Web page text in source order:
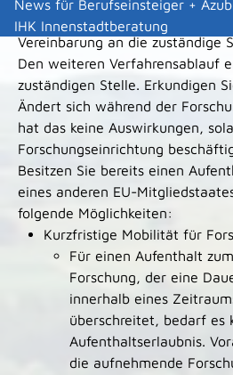
News für Berufseinsteiger +
IHK Innenstadtberatung
Die Forschungseinrichtung leitet
Vereinbarung an die zuständige
Den weiteren Verfahrensablauf
zuständigen Stelle. Erkundigen
Ändert sich während der
hat das keine Auswirkungen,
Forschungseinrichtung
Besitzen Sie bereits einen
eines anderen EU-
folgende Möglichkeiten:
Kurzfristige Mobilität für
Für einen Aufenthalt
Forschung, der eine
innerhalb eines
überschreitet, bedarf es
Aufenthaltserlaubnis.
die aufnehmende